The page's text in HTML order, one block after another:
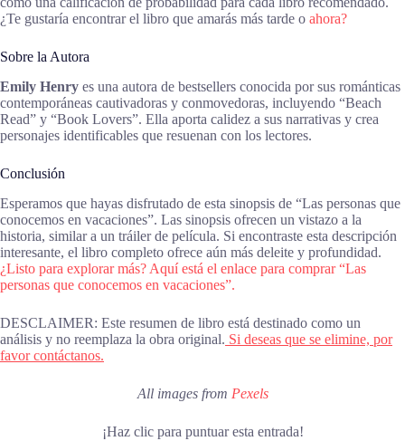
¿Te gustaría encontrar el libro que amarás más tarde o ahora?
Sobre la Autora
Emily Henry es una autora de bestsellers conocida por sus románticas
contemporáneas cautivadoras y conmovedoras, incluyendo “Beach
Read” y “Book Lovers”. Ella aporta calidez a sus narrativas y crea
personajes identificables que resuenan con los lectores.
Conclusión
Esperamos que hayas disfrutado de esta sinopsis de “Las personas que
conocemos en vacaciones”. Las sinopsis ofrecen un vistazo a la
historia, similar a un tráiler de película. Si encontraste esta descripción
interesante, el libro completo ofrece aún más deleite y profundidad.
¿Listo para explorar más? Aquí está el enlace para comprar “Las
personas que conocemos en vacaciones”.
DESCLAIMER: Este resumen de libro está destinado como un
análisis y no reemplaza la obra original. Si deseas que se elimine, por
favor contáctanos.
All images from Pexels
¡Haz clic para puntuar esta entrada!